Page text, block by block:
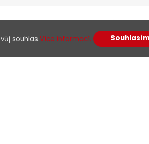
osobních údajů
souhlas.Více informací.